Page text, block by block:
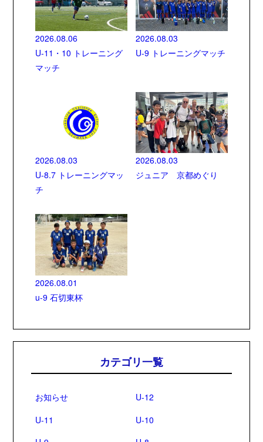
2026.08.06
U-11・10 トレーニング
マッチ
2026.08.03
U-9 トレーニングマッチ
2026.08.03
U-8.7 トレーニングマッ
チ
2026.08.03
ジュニア 京都めぐり
2026.08.01
u-9 石切東杯
カテゴリ一覧
お知らせ
U-12
U-11
U-10